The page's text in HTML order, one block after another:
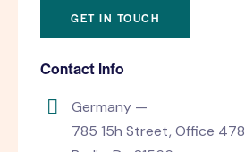
Contact Info
Germany —
785 15h Street, Office 478